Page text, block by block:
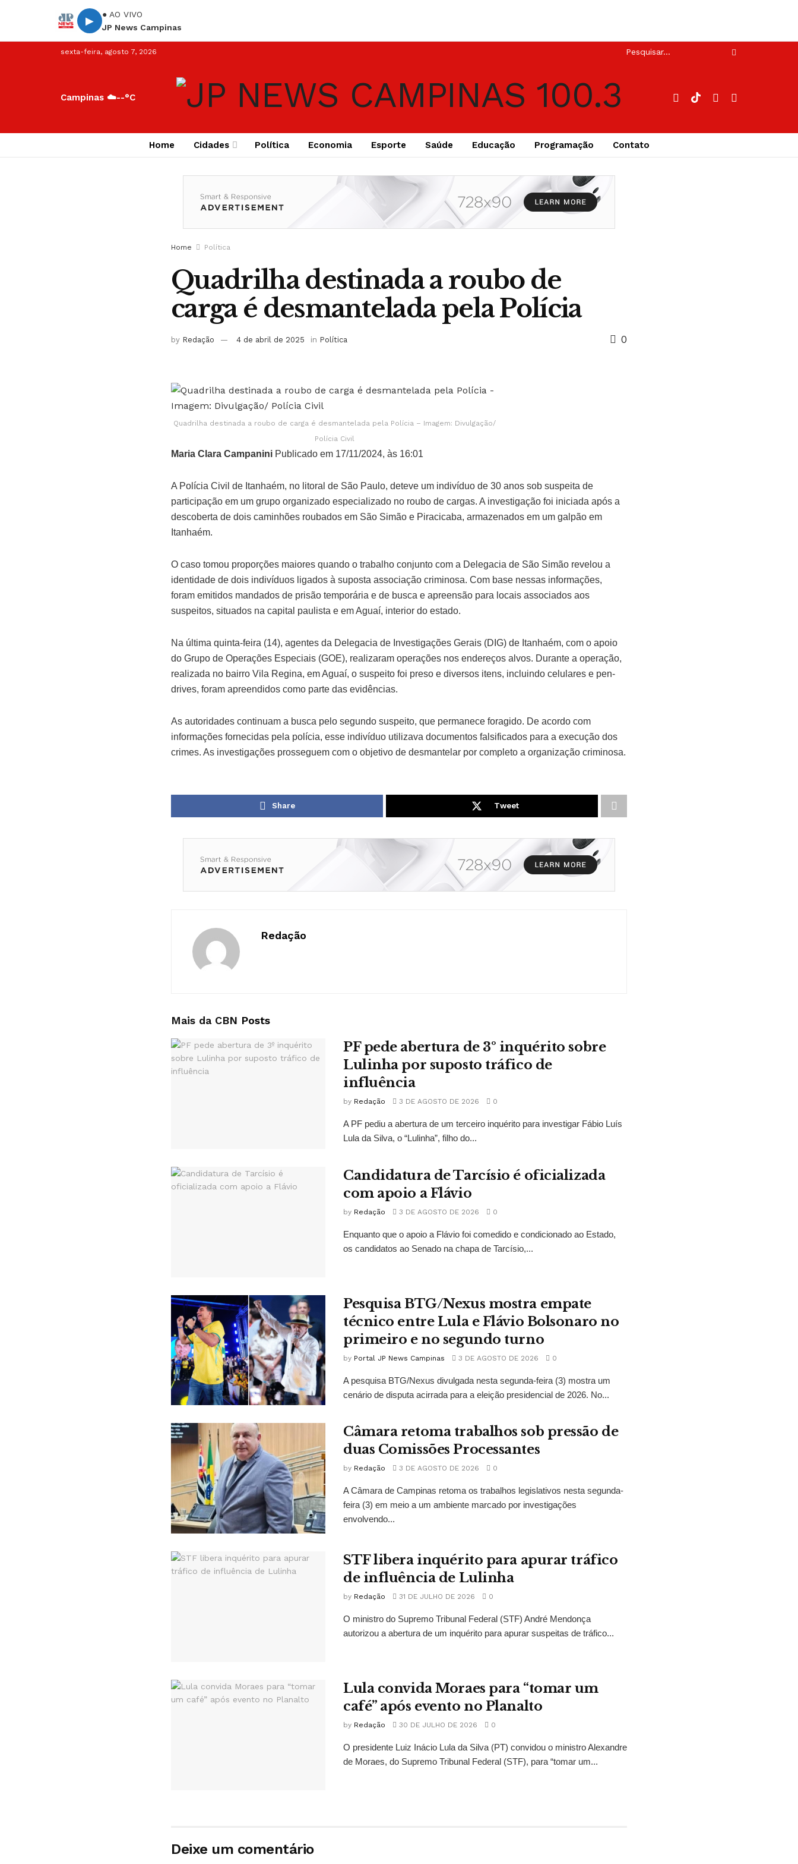
▶
● AO VIVO
JP News Campinas
sexta-feira, agosto 7, 2026
Campinas ☁️--°C
Home Cidades Política Economia Esporte Saúde Educação Programação Contato
Home Política
Quadrilha destinada a roubo de
carga é desmantelada pela Polícia
by Redação 4 de abril de 2025 in Política 0
Quadrilha destinada a roubo de carga é desmantelada pela Polícia – Imagem: Divulgação/
Polícia Civil
Maria Clara Campanini Publicado em 17/11/2024, às 16:01
A Polícia Civil de Itanhaém, no litoral de São Paulo, deteve um indivíduo de 30 anos sob suspeita de
participação em um grupo organizado especializado no roubo de cargas. A investigação foi iniciada após a
descoberta de dois caminhões roubados em São Simão e Piracicaba, armazenados em um galpão em
Itanhaém.
O caso tomou proporções maiores quando o trabalho conjunto com a Delegacia de São Simão revelou a
identidade de dois indivíduos ligados à suposta associação criminosa. Com base nessas informações,
foram emitidos mandados de prisão temporária e de busca e apreensão para locais associados aos
suspeitos, situados na capital paulista e em Aguaí, interior do estado.
Na última quinta-feira (14), agentes da Delegacia de Investigações Gerais (DIG) de Itanhaém, com o apoio
do Grupo de Operações Especiais (GOE), realizaram operações nos endereços alvos. Durante a operação,
realizada no bairro Vila Regina, em Aguaí, o suspeito foi preso e diversos itens, incluindo celulares e pen-
drives, foram apreendidos como parte das evidências.
As autoridades continuam a busca pelo segundo suspeito, que permanece foragido. De acordo com
informações fornecidas pela polícia, esse indivíduo utilizava documentos falsificados para a execução dos
crimes. As investigações prosseguem com o objetivo de desmantelar por completo a organização criminosa.
Share Tweet
Redação
Mais da CBN Posts
PF pede abertura de 3º inquérito sobre
Lulinha por suposto tráfico de
influência
by Redação 3 DE AGOSTO DE 2026 0
A PF pediu a abertura de um terceiro inquérito para investigar Fábio Luís
Lula da Silva, o “Lulinha”, filho do...
Candidatura de Tarcísio é oficializada
com apoio a Flávio
by Redação 3 DE AGOSTO DE 2026 0
Enquanto que o apoio a Flávio foi comedido e condicionado ao Estado,
os candidatos ao Senado na chapa de Tarcísio,...
Pesquisa BTG/Nexus mostra empate
técnico entre Lula e Flávio Bolsonaro no
primeiro e no segundo turno
by Portal JP News Campinas 3 DE AGOSTO DE 2026 0
A pesquisa BTG/Nexus divulgada nesta segunda-feira (3) mostra um
cenário de disputa acirrada para a eleição presidencial de 2026. No...
Câmara retoma trabalhos sob pressão de
duas Comissões Processantes
by Redação 3 DE AGOSTO DE 2026 0
A Câmara de Campinas retoma os trabalhos legislativos nesta segunda-
feira (3) em meio a um ambiente marcado por investigações
envolvendo...
STF libera inquérito para apurar tráfico
de influência de Lulinha
by Redação 31 DE JULHO DE 2026 0
O ministro do Supremo Tribunal Federal (STF) André Mendonça
autorizou a abertura de um inquérito para apurar suspeitas de tráfico...
Lula convida Moraes para “tomar um
café” após evento no Planalto
by Redação 30 DE JULHO DE 2026 0
O presidente Luiz Inácio Lula da Silva (PT) convidou o ministro Alexandre
de Moraes, do Supremo Tribunal Federal (STF), para “tomar um...
Deixe um comentário